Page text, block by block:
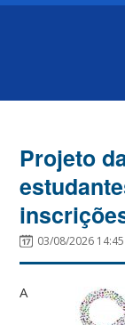
Projeto
03/08/2026 14:45
A